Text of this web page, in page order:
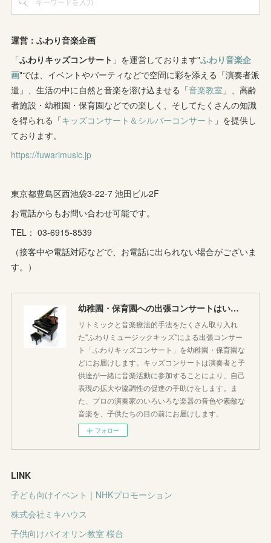
(1
(2)
(8)
(5 )
(9
(1)
(6)
(5)
(4
(7 )
(8
(8)
(3)
(7)
(10
(
(7)
(
(8)
(6)
(4)
(2)
(3)
(
(7)
( 4)
5)
(7)
(9)
(3)
運営：ふわり音楽企画
「ふわりキッズコンサート 」を運営しております"ふわり音楽企
画"では、イベントやパーティなどで空間に彩を添える「演奏者派
遣」、生活の中に自然と音楽を溶け込ませる「音楽教室 」、高齢
者施設・幼稚園・保育園などでの楽しく、そしてたくさんの知識
を得られる「キッズコンサート＆シルバーコンサート 」を提供し
ております。
https://fuwarimusic.jp
東京都豊島区西池袋3-22-7 池田ビル2F
お電話からもお問い合わせ可能です。
TEL： 03-6915-8539
（接客中や電話対応などで、お電話に出られない場合がございま
す。）
幼稚園・保育園への出張コンサートはいかがですか♪
リトミックと音楽療法的手法をたくさん取り入れ
た"ふわりミュージックキッズ"による出張コンサー
ト「ふわりキッズコンサート」を幼稚園・保育園な
どにお届けします。キッズコンサートは演奏者と子
供達が一緒に音楽活動に参加することにより、自己
表現の拡大や協調性の促進の手助けをします。ま
た、プロの演奏家のいろいろな楽器の音色や素敵な
音楽を、子供たちの目の前にお届けします。
フォロー
LINK
子ども向けイベント｜NHKプロモーション
株式会社ミキハウス
子供向けバイオリン教室 桜台